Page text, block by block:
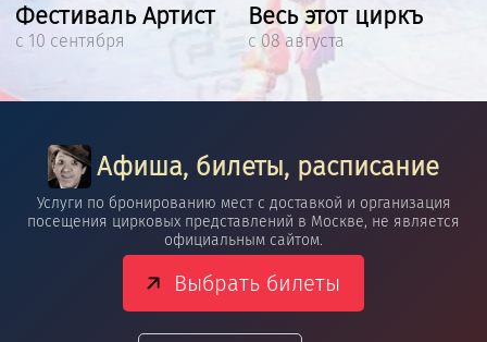
Фестиваль Артист
с 10 сентября
Весь этот циркъ
с 08 августа
Афиша, билеты, расписание
Услуги по бронированию мест с доставкой и организация
посещения цирковых представлений в Москве, не является
официальным сайтом.
Выбрать билеты